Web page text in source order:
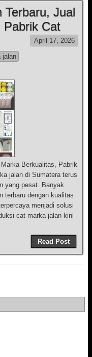
Terbaru, Jual
Pabrik Cat
April 17, 2026
jalan
Berkualitas, Pabrik
jalan di Sumatera terus
yang pesat. Banyak
terbaru dengan kualitas
menjadi solusi
cat marka jalan kini
Read Post